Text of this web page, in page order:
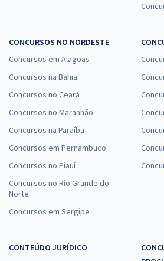
CONCURSOS NO NORDESTE
Concursos em Alagoas
Concursos na Bahia
Concursos no Ceará
Concursos no Maranhão
Concursos na Paraíba
Concursos em Pernambuco
Concursos no Piauí
Concursos no Rio Grande do
Norte
Concursos em Sergipe
CONTEÚDO JURÍDICO